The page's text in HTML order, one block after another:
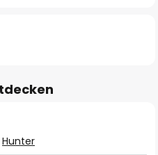
Hunter